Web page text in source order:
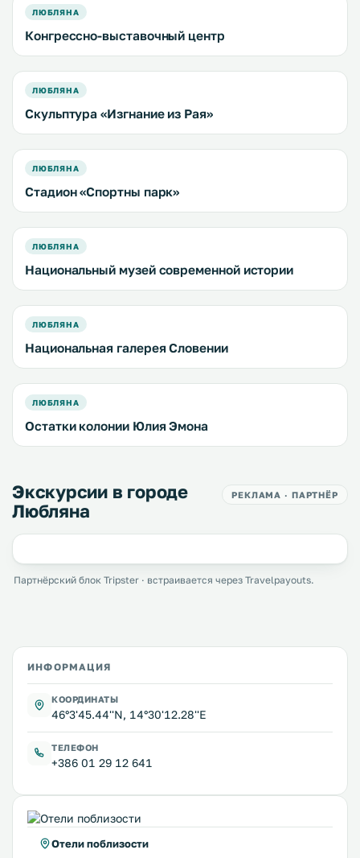
ЛЮБЛЯНА
Конгрессно-выставочный центр
ЛЮБЛЯНА
Скульптура «Изгнание из Рая»
ЛЮБЛЯНА
Стадион «Спортны парк»
ЛЮБЛЯНА
Национальный музей современной истории
ЛЮБЛЯНА
Национальная галерея Словении
ЛЮБЛЯНА
Остатки колонии Юлия Эмона
Экскурсии в городе
Любляна
РЕКЛАМА · ПАРТНЁР
Партнёрский блок Tripster · встраивается через Travelpayouts.
ИНФОРМАЦИЯ
КООРДИНАТЫ
46°3'45.44''N, 14°30'12.28''E
ТЕЛЕФОН
+386 01 29 12 641
Отели поблизости